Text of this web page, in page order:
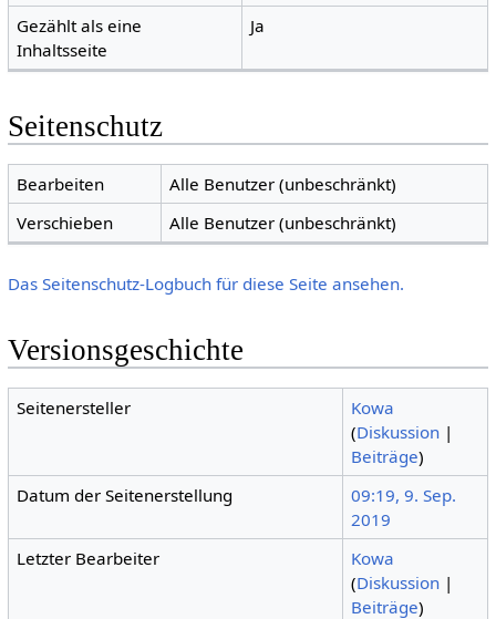
Gezählt als eine
Inhaltsseite
Ja
Seitenschutz
Bearbeiten
Alle Benutzer (unbeschränkt)
Verschieben
Alle Benutzer (unbeschränkt)
Das Seitenschutz-Logbuch für diese Seite ansehen.
Versionsgeschichte
Seitenersteller
Kowa
(Diskussion |
Beiträge)
Datum der Seitenerstellung
09:19, 9. Sep.
2019
Letzter Bearbeiter
Kowa
(Diskussion |
Beiträge)